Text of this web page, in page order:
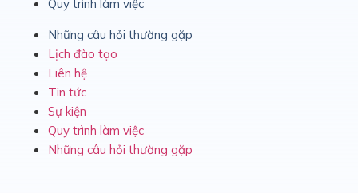
Quy trình làm việc
Những câu hỏi thường gặp
Lịch đào tạo
Liên hệ
Tin tức
Sự kiện
Quy trình làm việc
Những câu hỏi thường gặp